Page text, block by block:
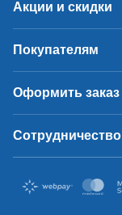
Акции и скидки
Покупателям
Оформить заказ
Сотрудничество